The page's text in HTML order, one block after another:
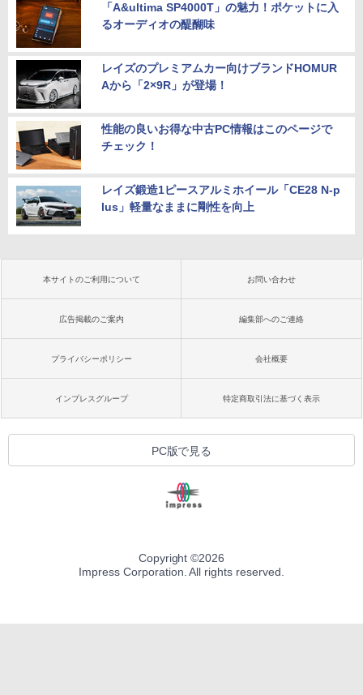
「A&ultima SP4000T」の魅力！ポケットに入
るオーディオの醍醐味
レイズのプレミアムカー向けブランドHOMUR
Aから「2×9R」が登場！
性能の良いお得な中古PC情報はこのページで
チェック！
レイズ鍛造1ピースアルミホイール「CE28 N-p
lus」軽量なままに剛性を向上
本サイトのご利用について お問い合わせ
広告掲載のご案内 編集部へのご連絡
プライバシーポリシー 会社概要
インプレスグループ 特定商取引法に基づく表示
PC版で見る
Copyright ©2026
Impress Corporation. All rights reserved.